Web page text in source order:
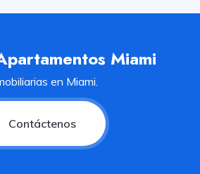
Miami
en Miami.
Contáctenos